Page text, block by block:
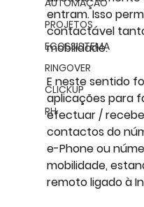
AUTOMAÇÃO
PROJETOS
ECOSSISTEMA
RINGOVER
CLICKUP
RH
entram. Isso
contactável
mobilidade.
E neste sentido
aplicações para
efectuar /
contactos do
e-Phone ou
mobilidade,
remoto ligado à